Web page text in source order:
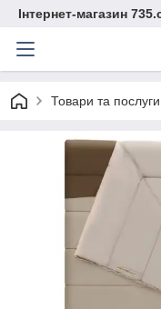
Інтернет-магазин
Товари та послуги